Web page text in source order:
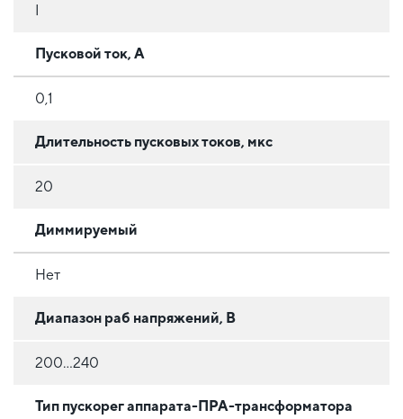
Пусковой ток, А
0,1
Длительность пусковых токов, мкс
20
Диммируемый
Нет
Диапазон раб напряжений, В
200...240
Тип пускорег аппарата-ПРА-трансформатора